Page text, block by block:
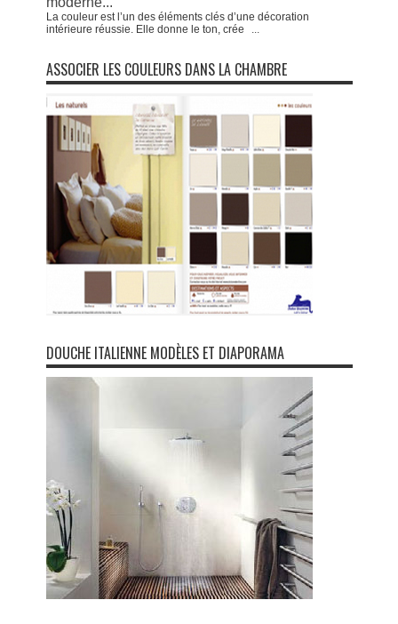
La couleur est l’un des éléments clés d’une décoration
intérieure réussie. Elle donne le ton, crée
ASSOCIER LES COULEURS DANS LA CHAMBRE
DOUCHE ITALIENNE MODÈLES ET DIAPORAMA